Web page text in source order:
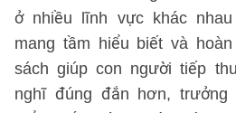
ở nhiều lĩnh vực khác
mang tầm hiểu biết và
sách giúp con người tiếp
nghĩ đúng đắn hơn, trưởng